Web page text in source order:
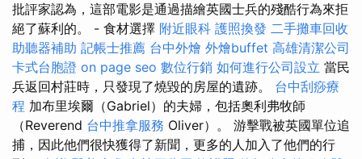
批評家認為，這部電影是通過描繪英國士兵的殘酷行為來拒
絕了蘇利的。 - 食材選擇 附近眼科 護照換發 二手攤車回收
助聽器補助 記帳士推薦 台中外燴 外燴buffet 高雄清潔公司
卡式台胞證 on page seo 數位行銷 如何進行公司設立 當民
兵返回村莊時，只發現了燒毀的房屋的遺跡。 台中刮痧療
程 加布里埃爾（Gabriel）的夫婦，包括奧利弗牧師
（Reverend 台中推拿服務 Oliver）。 游擊戰被英國單位追
捕，因此他們很快獲得了新聞，更多的人加入了他們的行